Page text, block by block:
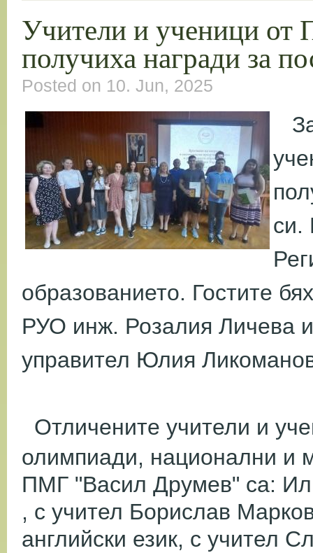
Учители и ученици
получиха награди за
Posted on 10. Jun, 2025
си.
образованието. Гостите
РУО инж. Розалия Личева
управител Юлия
Отличените учители и
олимпиади, национални и
ПМГ "Васил Друмев" са:
, с учител Борислав
английски език, с учител